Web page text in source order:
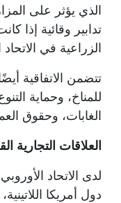
الذي يؤثر على
تدابير وقائية إذا
الزراعية في الاتحاد
تتضمن الاتفاقية
للمناخ، وحماية
الغابات، وحقوق
العلاقات التجارية
لدى الاتحاد
دول أمريكا